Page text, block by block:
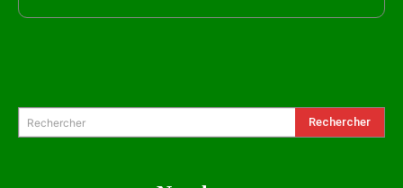
Rechercher Rechercher